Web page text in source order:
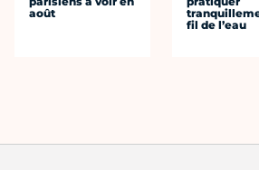
août
fil de l’eau